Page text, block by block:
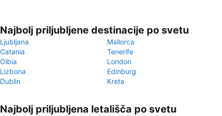
Najbolj priljubljene destinacije po svetu
Ljubljana
Mallorca
Catania
Tenerife
Olbia
London
Lizbona
Edinburg
Dublin
Kreta
Najbolj priljubljena letališča po svetu